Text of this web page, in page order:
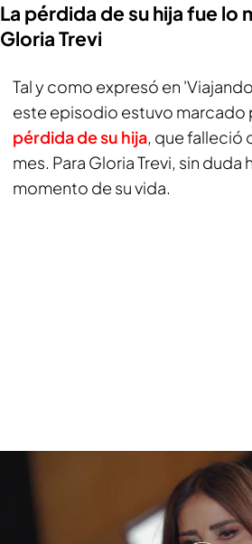
La pérdida de su hija fue lo
Gloria Trevi
Tal y como expresó en
este episodio estuvo marcado
pérdida de su hija, que falleció
mes. Para Gloria Trevi, sin duda
momento de su vida.
Gloria Trevi recuerda, entre lágrimas, la
A pesar de todo, la cantante
entrevista con la fuerza que la